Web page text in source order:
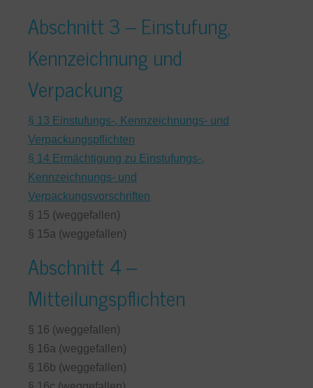
Abschnitt 3 – Einstufung,
Kennzeichnung und
Verpackung
§ 13 Einstufungs-, Kennzeichnungs- und
Verpackungspflichten
§ 14 Ermächtigung zu Einstufungs-,
Kennzeichnungs- und
Verpackungsvorschriften
§ 15 (weggefallen)
§ 15a (weggefallen)
Abschnitt 4 –
Mitteilungspflichten
§ 16 (weggefallen)
§ 16a (weggefallen)
§ 16b (weggefallen)